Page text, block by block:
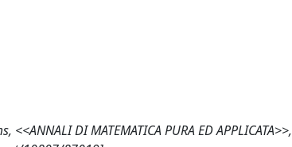
DI MATEMATICA PURA ED APPLICATA>>,